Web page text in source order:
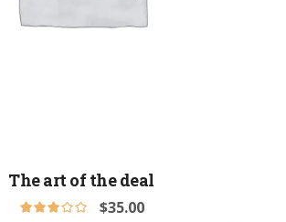
The art of the deal
$35.00